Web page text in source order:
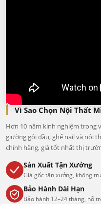
Vì Sao Chọn Nội Thất
Hơn 10 năm kinh nghiệm trong
giường gội đầu, ghế nail và nội
chính hãng, giá tốt nhất thị
Sản Xuất Tận Xưởng
Giá gốc tận xưởng, không
Bảo Hành Dài Hạn
Bảo hành 12–24 tháng, hỗ